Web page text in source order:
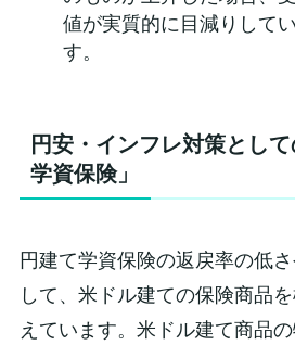
値が実質的に目減りして
す。
円安・インフレ対策とし
学資保険」
円建て学資保険の返戻率の低
して、米ドル建ての保険商品
えています。米ドル建て商品